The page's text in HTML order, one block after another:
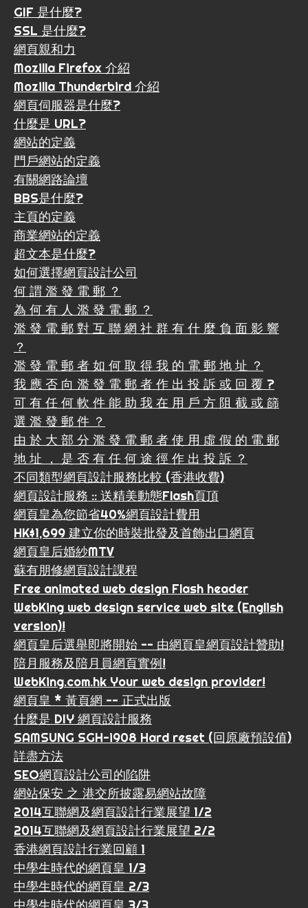
GIF 是什麼?
SSL 是什麼?
網頁親和力
Mozilla Firefox 介紹
Mozilla Thunderbird 介紹
網頁伺服器是什麼?
什麼是 URL?
網站的定義
門戶網站的定義
有關網路論壇
BBS是什麼?
主頁的定義
商業網站的定義
超文本是什麼?
如何選擇網頁設計公司
何 謂 濫 發 電 郵 ？
為 何 有 人 濫 發 電 郵 ？
濫 發 電 郵 對 互 聯 網 社 群 有 什 麼 負 面 影 響
？
濫 發 電 郵 者 如 何 取 得 我 的 電 郵 地 址 ？
我 應 否 向 濫 發 電 郵 者 作 出 投 訴 或 回 覆 ?
可 有 任 何 軟 件 能 助 我 在 用 戶 方 阻 截 或 篩
選 濫 發 郵 件 ？
由 於 大 部 分 濫 發 電 郵 者 使 用 虛 假 的 電 郵
地 址 ， 是 否 有 任 何 途 徑 作 出 投 訴 ？
不同類型網頁設計服務比較 (香港收費)
網頁設計服務 :: 送精美動態Flash頁頂
網頁皇為您節省40%網頁設計費用
HK$1,699 建立你的時裝批發及首飾出口網頁
網頁皇后婚紗MTV
蘇有朋修網頁設計課程
Free animated web design Flash header
WebKing web design service web site (English
version)!
網頁皇后選舉即將開始 -- 由網頁皇網頁設計贊助!
陪月服務及陪月員網頁實例!
WebKing.com.hk Your web design provider!
網頁皇 * 黃頁網 -- 正式出版
什麼是 DIY 網頁設計服務
SAMSUNG SGH-i908 Hard reset (回原廠預設值)
詳盡方法
SEO網頁設計公司的陷阱
網站保安 之 港交所披露易網站故障
2014互聯網及網頁設計行業展望 1/2
2014互聯網及網頁設計行業展望 2/2
香港網頁設計行業回顧 1
中學生時代的網頁皇 1/3
中學生時代的網頁皇 2/3